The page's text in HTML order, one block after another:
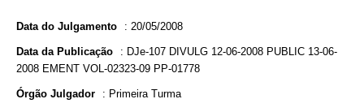
Data do Julgamento : 20/05/2008
Data da Publicação : DJe-107 DIVULG 12-06-2008 PUBLIC 13-06-
2008 EMENT VOL-02323-09 PP-01778
Órgão Julgador : Primeira Turma